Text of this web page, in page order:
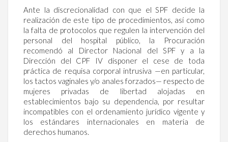
Ante la discrecionalidad con que el SPF decide la
realización de este tipo de procedimientos, así como
la falta de protocolos que regulen la intervención del
personal del hospital público, la Procuración
recomendó al Director Nacional del SPF y a la
Dirección del CPF IV disponer el cese de toda
práctica de requisa corporal intrusiva —en particular,
los tactos vaginales y/o anales forzados— respecto de
mujeres privadas de libertad alojadas en
establecimientos bajo su dependencia, por resultar
incompatibles con el ordenamiento jurídico vigente y
los estándares internacionales en materia de
derechos humanos.